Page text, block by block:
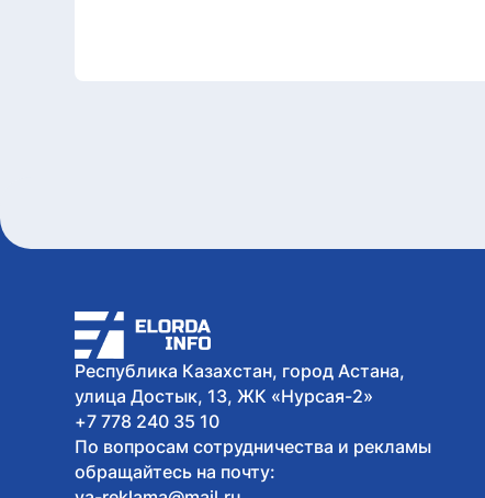
Республика Казахстан, город Астана,
улица Достык, 13, ЖК «Нурсая-2»
+7 778 240 35 10
По вопросам сотрудничества и рекламы
обращайтесь на почту: